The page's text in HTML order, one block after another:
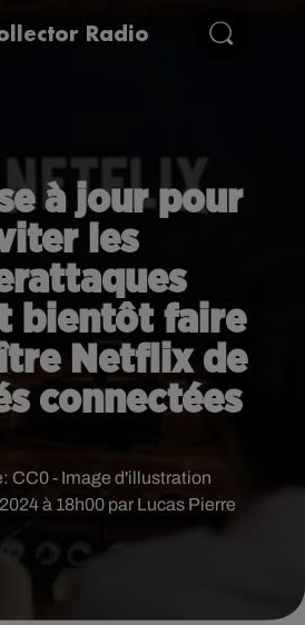
Radio
à jour pour
les
bientôt faire
Netflix de
connectées
à 18h00 par Lucas Pierre
CC0 - Image d'illustration